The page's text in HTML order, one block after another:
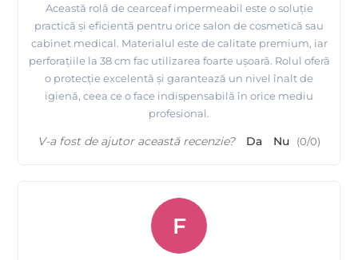
Această rolă de cearceaf impermeabil este o soluție
practică și eficientă pentru orice salon de cosmetică sau
cabinet medical. Materialul este de calitate premium, iar
perforațiile la 38 cm fac utilizarea foarte ușoară. Rolul oferă
o protecție excelentă și garantează un nivel înalt de
igienă, ceea ce o face indispensabilă în orice mediu
profesional.
V-a fost de ajutor această recenzie? Da Nu (0/0)
F